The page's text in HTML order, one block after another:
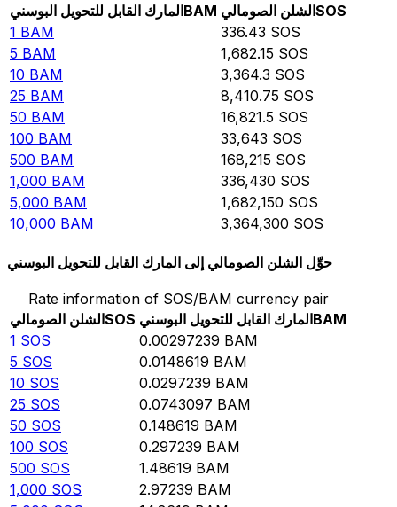
المارك القابل للتحويل البوسنيBAM الشلن الصوماليSOS
1 BAM 336.43 SOS
5 BAM 1,682.15 SOS
10 BAM 3,364.3 SOS
25 BAM 8,410.75 SOS
50 BAM 16,821.5 SOS
100 BAM 33,643 SOS
500 BAM 168,215 SOS
1,000 BAM 336,430 SOS
5,000 BAM 1,682,150 SOS
10,000 BAM 3,364,300 SOS
حوِّل الشلن الصومالي إلى المارك القابل للتحويل البوسني
Rate information of SOS/BAM currency pair
الشلن الصوماليSOS المارك القابل للتحويل البوسنيBAM
1 SOS 0.00297239 BAM
5 SOS 0.0148619 BAM
10 SOS 0.0297239 BAM
25 SOS 0.0743097 BAM
50 SOS 0.148619 BAM
100 SOS 0.297239 BAM
500 SOS 1.48619 BAM
1,000 SOS 2.97239 BAM